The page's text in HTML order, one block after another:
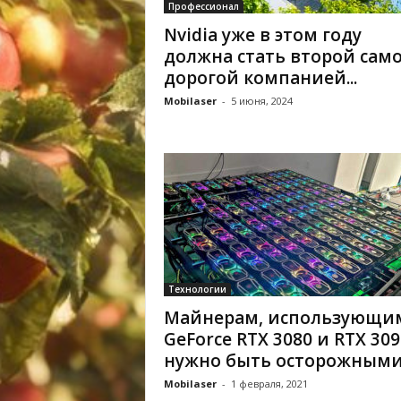
Профессионал
Nvidia уже в этом году
должна стать второй
дорогой компанией...
Mobilaser - 5 июня, 2024
Технологии
Майнерам,
GeForce RTX 3080 и RTX
нужно быть осторожными
Mobilaser - 1 февраля, 2021